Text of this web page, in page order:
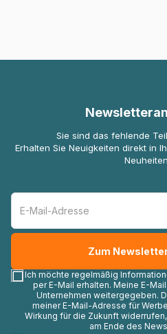
Sie sind das fehlende
Erhalten Sie Neuigkeiten direkt in
Ich möchte regelmäßig
per E-Mail erhalten. Meine E-
Unternehmen weitergegeben.
meiner E-Mail-Adresse für
Wirkung für die Zukunft
am Ende des